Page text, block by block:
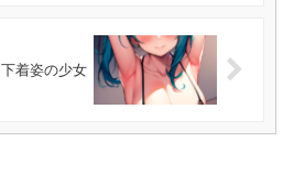
下着姿の少女